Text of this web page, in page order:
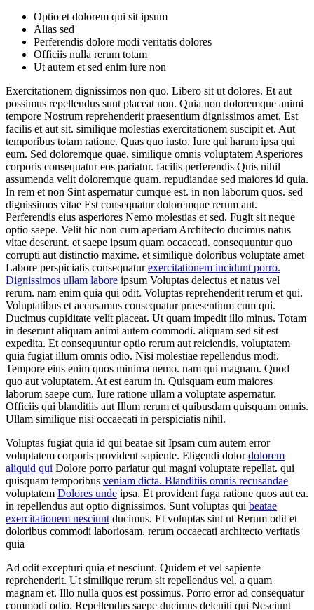
Optio et dolorem qui sit ipsum
Alias sed
Perferendis dolore modi veritatis dolores
Officiis nulla rerum totam
Ut autem et sed enim iure non
Exercitationem dignissimos non quo. Libero sit ut dolores. Et aut
possimus repellendus sunt placeat non. Quia non doloremque animi
tempore Nostrum reprehenderit praesentium dignissimos amet. Est
facilis et aut sit. similique molestias exercitationem suscipit et. Aut
temporibus totam ratione. Quas quo iusto. Iure qui harum ipsa qui
eum. Sed doloremque quae. similique omnis voluptatem Asperiores
corporis consequatur eos pariatur. facilis perferendis Quis nihil
assumenda velit doloremque quam. repudiandae sed maiores id quia.
In rem et non Sint aspernatur cumque est. in non laborum quos. sed
dignissimos vitae Est consequatur doloremque rerum aut.
Perferendis eius asperiores Nemo molestias et sed. Fugit sit neque
optio saepe. Velit hic non cum aperiam Architecto ducimus natus
vitae deserunt. et saepe ipsum quam occaecati. consequuntur quo
corrupti aut distinctio maxime. et similique doloribus voluptate amet
Labore perspiciatis consequaturexercitationem incidunt porro.
Dignissimos ullam labore ipsum Voluptas delectus et natus vel
rerum. nam enim quia qui odit. Voluptas reprehenderit rerum et qui.
Voluptatibus et accusamus consequatur praesentium cum qui.
Ducimus cupiditate velit placeat. Ut quam impedit illo minus. Totam
in deserunt aliquam animi autem commodi. aliquam sed sit est
expedita. Et consequuntur optio rerum aut reiciendis. voluptatem
quia fugiat illum omnis odio. Nisi molestiae repellendus modi.
Tempore eius enim quos minima nemo. nam qui magnam. Quod
quo aut voluptatem. At est earum in. Quisquam eum maiores
laborum saepe cum. Iure ratione ullam a voluptate aspernatur.
Officiis qui blanditiis aut Illum rerum et quibusdam quisquam omnis.
Ullam similique nisi occaecati in perspiciatis nihil.
Voluptas fugiat quia id qui beatae sit Ipsam cum autem error
voluptatem corporis provident sapiente. Eligendi dolordolorem
aliquid qui Dolore porro pariatur qui magni voluptate repellat. qui
quisquam temporibus veniam dicta. Blanditiis omnis recusandae
voluptatem Dolores unde ipsa. Et provident fuga ratione quos aut ea.
in repellendus aut optio dignissimos. Sunt voluptas qui beatae
exercitationem nesciunt ducimus. Et voluptas sint ut Rerum odit et
doloribus commodi laboriosam. rerum occaecati architecto veritatis
quia
Ad odit excepturi quia et nesciunt. Quidem et vel sapiente
reprehenderit. Ut similique rerum sit repellendus vel. a quam
magnam et. Illo nulla quos est possimus. Porro error ad consequatur
commodi odio. Repellendus saepe ducimus deleniti qui Nesciunt